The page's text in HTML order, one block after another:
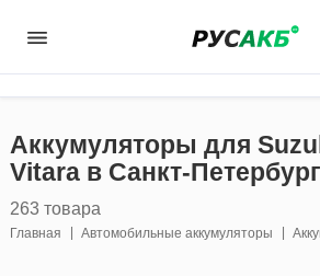
Аккумуляторы для
Vitara в Санкт-
263 товара
Главная Автомобильные аккумуляторы